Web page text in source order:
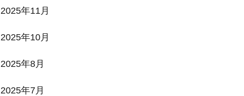
2025年11月
2025年10月
2025年8月
2025年7月